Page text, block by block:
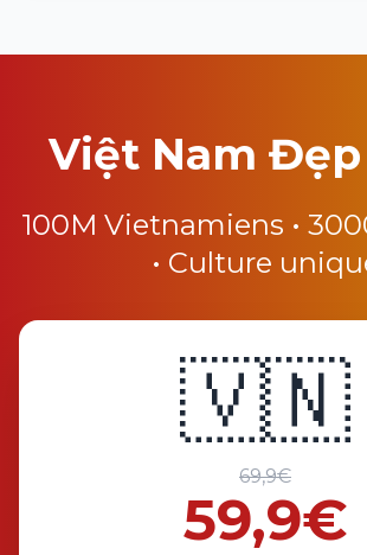
Việt Nam Đẹp
100M Vietnamiens •
• Culture
🇻🇳
69,9€
59,9€